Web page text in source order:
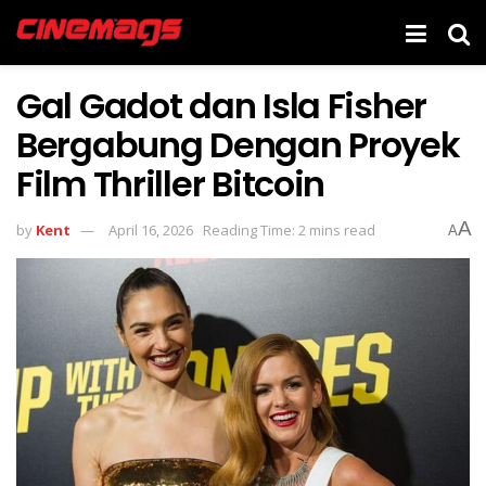
Gal Gadot dan Isla Fisher
Bergabung Dengan Proyek
Film Thriller Bitcoin
by Kent April 16, 2026 Reading Time: 2 mins read AA